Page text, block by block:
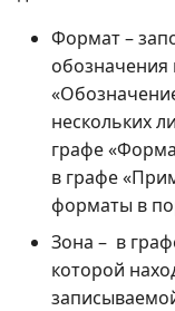
Формат –
обозначения
нескольких
графе
в графе
форматы в
Зона – в
которой